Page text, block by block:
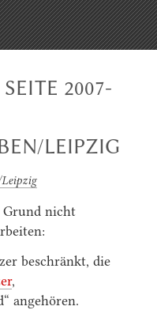
2007-
LEIPZIG
Leipzig
Grund nicht
beschränkt, die
,
angehören.